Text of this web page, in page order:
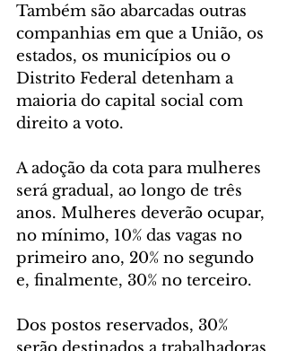
Também são abarcadas outras
companhias em que a União, os
estados, os municípios ou o
Distrito Federal detenham a
maioria do capital social com
direito a voto.
A adoção da cota para mulheres
será gradual, ao longo de três
anos. Mulheres deverão ocupar,
no mínimo, 10% das vagas no
primeiro ano, 20% no segundo
e, finalmente, 30% no terceiro.
Dos postos reservados, 30%